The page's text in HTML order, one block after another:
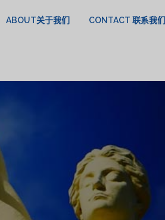
ABOUT关于我们 CONTACT 联系我们